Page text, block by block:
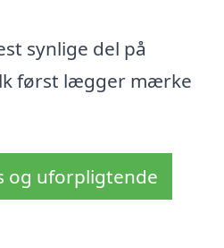
synlige del på
først lægger mærke
og uforpligtende